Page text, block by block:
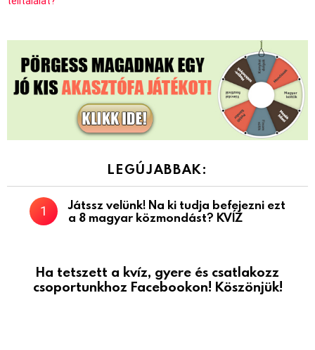
LEGÚJABBAK:
Játssz velünk! Na ki tudja befejezni ezt
a 8 magyar közmondást? KVÍZ
Ha tetszett a kvíz, gyere és csatlakozz
csoportunkhoz Facebookon! Köszönjük!